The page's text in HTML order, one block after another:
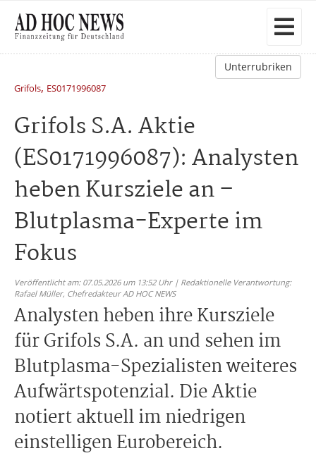
Unterrubriken
Grifols, ES0171996087
Grifols S.A. Aktie
(ES0171996087): Analysten
heben Kursziele an –
Blutplasma-Experte im
Fokus
Veröffentlicht am: 07.05.2026 um 13:52 Uhr | Redaktionelle Verantwortung:
Rafael Müller, Chefredakteur AD HOC NEWS
Analysten heben ihre Kursziele
für Grifols S.A. an und sehen im
Blutplasma-Spezialisten weiteres
Aufwärtspotenzial. Die Aktie
notiert aktuell im niedrigen
einstelligen Eurobereich.